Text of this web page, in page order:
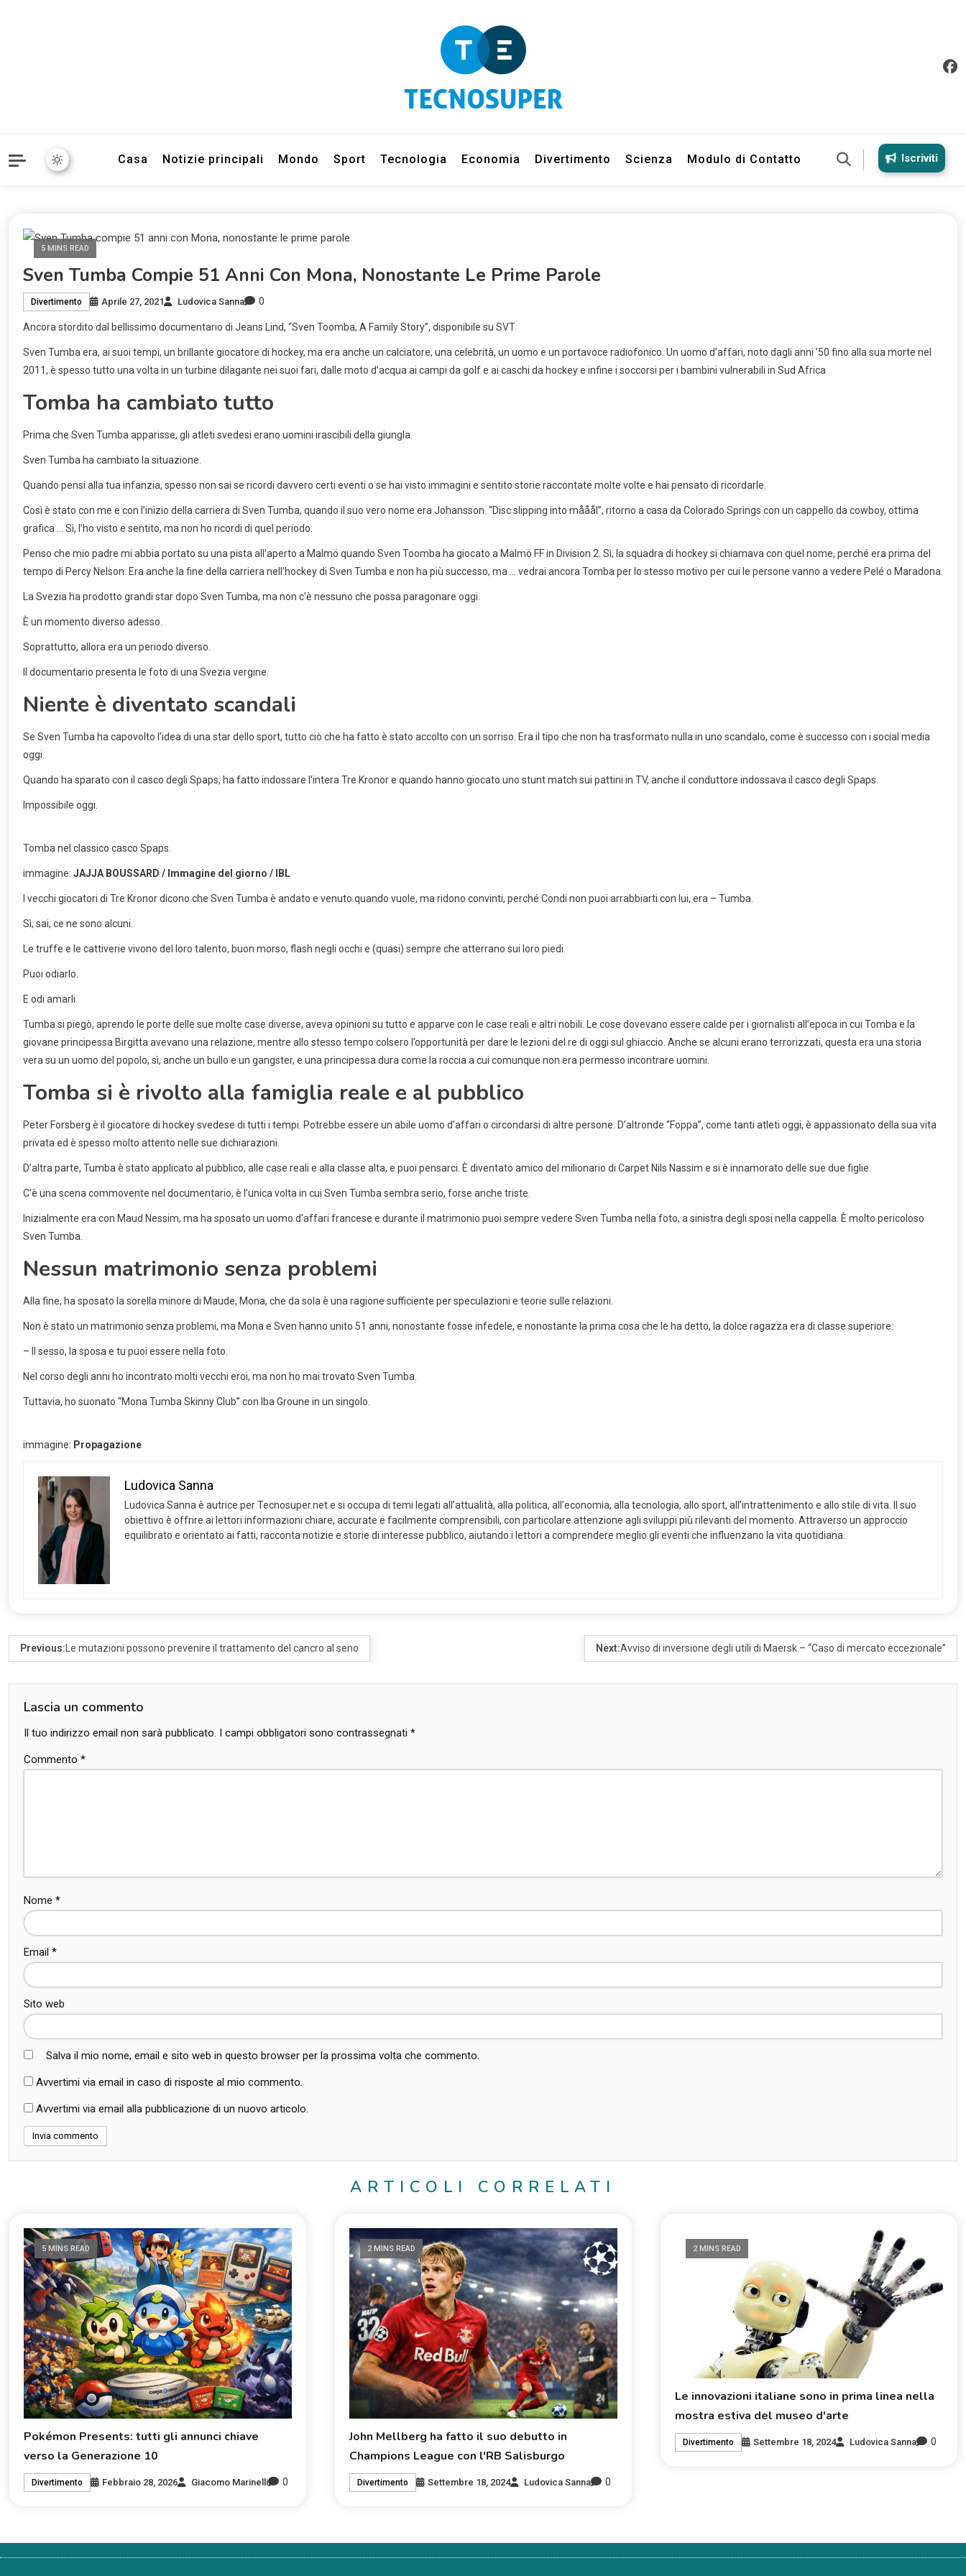
Casa Notizie principali Mondo Sport Tecnologia Economia Divertimento Scienza Modulo di Contatto Iscriviti
5 MINS READ
Sven Tumba Compie 51 Anni Con Mona, Nonostante Le Prime Parole
Divertimento Aprile 27, 2021 Ludovica Sanna 0
Ancora stordito dal bellissimo documentario di Jeans Lind, “Sven Toomba, A Family Story”, disponibile su SVT.
Sven Tumba era, ai suoi tempi, un brillante giocatore di hockey, ma era anche un calciatore, una celebrità, un uomo e un portavoce radiofonico. Un uomo d’affari, noto dagli anni ’50 fino alla sua morte nel
2011, è spesso tutto una volta in un turbine dilagante nei suoi fari, dalle moto d’acqua ai campi da golf e ai caschi da hockey e infine i soccorsi per i bambini vulnerabili in Sud Africa
Tomba ha cambiato tutto
Prima che Sven Tumba apparisse, gli atleti svedesi erano uomini irascibili della giungla.
Sven Tumba ha cambiato la situazione.
Quando pensi alla tua infanzia, spesso non sai se ricordi davvero certi eventi o se hai visto immagini e sentito storie raccontate molte volte e hai pensato di ricordarle.
Così è stato con me e con l’inizio della carriera di Sven Tumba, quando il suo vero nome era Johansson. “Disc slipping into mååål”, ritorno a casa da Colorado Springs con un cappello da cowboy, ottima
grafica … Sì, l’ho visto e sentito, ma non ho ricordi di quel periodo.
Penso che mio padre mi abbia portato su una pista all’aperto a Malmö quando Sven Toomba ha giocato a Malmö FF in Division 2. Sì, la squadra di hockey si chiamava con quel nome, perché era prima del
tempo di Percy Nelson. Era anche la fine della carriera nell’hockey di Sven Tumba e non ha più successo, ma … vedrai ancora Tomba per lo stesso motivo per cui le persone vanno a vedere Pelé o Maradona.
La Svezia ha prodotto grandi star dopo Sven Tumba, ma non c’è nessuno che possa paragonare oggi.
È un momento diverso adesso.
Soprattutto, allora era un periodo diverso.
Il documentario presenta le foto di una Svezia vergine.
Niente è diventato scandali
Se Sven Tumba ha capovolto l’idea di una star dello sport, tutto ciò che ha fatto è stato accolto con un sorriso. Era il tipo che non ha trasformato nulla in uno scandalo, come è successo con i social media
oggi.
Quando ha sparato con il casco degli Spaps, ha fatto indossare l’intera Tre Kronor e quando hanno giocato uno stunt match sui pattini in TV, anche il conduttore indossava il casco degli Spaps.
Impossibile oggi.
Tomba nel classico casco Spaps.
immagine: JAJJA BOUSSARD / Immagine del giorno / IBL
I vecchi giocatori di Tre Kronor dicono che Sven Tumba è andato e venuto quando vuole, ma ridono convinti, perché Condi non puoi arrabbiarti con lui, era – Tumba.
Sì, sai, ce ne sono alcuni.
Le truffe e le cattiverie vivono del loro talento, buon morso, flash negli occhi e (quasi) sempre che atterrano sui loro piedi.
Puoi odiarlo.
E odi amarli.
Tumba si piegò, aprendo le porte delle sue molte case diverse, aveva opinioni su tutto e apparve con le case reali e altri nobili. Le cose dovevano essere calde per i giornalisti all’epoca in cui Tomba e la
giovane principessa Birgitta avevano una relazione, mentre allo stesso tempo colsero l’opportunità per dare le lezioni del re di oggi sul ghiaccio. Anche se alcuni erano terrorizzati, questa era una storia
vera su un uomo del popolo, sì, anche un bullo e un gangster, e una principessa dura come la roccia a cui comunque non era permesso incontrare uomini.
Tomba si è rivolto alla famiglia reale e al pubblico
Peter Forsberg è il giocatore di hockey svedese di tutti i tempi. Potrebbe essere un abile uomo d’affari o circondarsi di altre persone. D’altronde “Foppa”, come tanti atleti oggi, è appassionato della sua vita
privata ed è spesso molto attento nelle sue dichiarazioni.
D’altra parte, Tumba è stato applicato al pubblico, alle case reali e alla classe alta, e puoi pensarci. È diventato amico del milionario di Carpet Nils Nassim e si è innamorato delle sue due figlie.
C’è una scena commovente nel documentario, è l’unica volta in cui Sven Tumba sembra serio, forse anche triste.
Inizialmente era con Maud Nessim, ma ha sposato un uomo d’affari francese e durante il matrimonio puoi sempre vedere Sven Tumba nella foto, a sinistra degli sposi nella cappella. È molto pericoloso
Sven Tumba.
Nessun matrimonio senza problemi
Alla fine, ha sposato la sorella minore di Maude, Mona, che da sola è una ragione sufficiente per speculazioni e teorie sulle relazioni.
Non è stato un matrimonio senza problemi, ma Mona e Sven hanno unito 51 anni, nonostante fosse infedele, e nonostante la prima cosa che le ha detto, la dolce ragazza era di classe superiore:
– Il sesso, la sposa e tu puoi essere nella foto.
Nel corso degli anni ho incontrato molti vecchi eroi, ma non ho mai trovato Sven Tumba.
Tuttavia, ho suonato “Mona Tumba Skinny Club” con Iba Groune in un singolo.
immagine: Propagazione
Ludovica Sanna
Ludovica Sanna è autrice per Tecnosuper.net e si occupa di temi legati all’attualità, alla politica, all’economia, alla tecnologia, allo sport, all’intrattenimento e allo stile di vita. Il suo
obiettivo è offrire ai lettori informazioni chiare, accurate e facilmente comprensibili, con particolare attenzione agli sviluppi più rilevanti del momento. Attraverso un approccio
equilibrato e orientato ai fatti, racconta notizie e storie di interesse pubblico, aiutando i lettori a comprendere meglio gli eventi che influenzano la vita quotidiana.
Previous:Le mutazioni possono prevenire il trattamento del cancro al seno Next:Avviso di inversione degli utili di Maersk – “Caso di mercato eccezionale”
Lascia un commento
Il tuo indirizzo email non sarà pubblicato. I campi obbligatori sono contrassegnati *
Commento *
Nome *
Email *
Sito web
Salva il mio nome, email e sito web in questo browser per la prossima volta che commento.
Avvertimi via email in caso di risposte al mio commento.
Avvertimi via email alla pubblicazione di un nuovo articolo.
ARTICOLI CORRELATI
5 MINS READ
Pokémon Presents: tutti gli annunci chiave
verso la Generazione 10
Divertimento Febbraio 28, 2026 Giacomo Marinelli 0
2 MINS READ
John Mellberg ha fatto il suo debutto in
Champions League con l'RB Salisburgo
Divertimento Settembre 18, 2024 Ludovica Sanna 0
2 MINS READ
Le innovazioni italiane sono in prima linea nella
mostra estiva del museo d'arte
Divertimento Settembre 18, 2024 Ludovica Sanna 0